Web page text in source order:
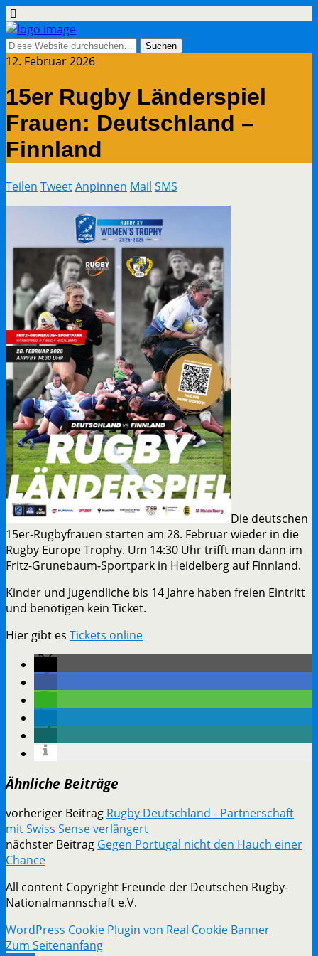
12. Februar 2026
15er Rugby Länderspiel
Frauen: Deutschland –
Finnland
Teilen TweetAnpinnen Mail SMS
Die deutschen
15er-Rugbyfrauen starten am 28. Februar wieder in die
Rugby Europe Trophy. Um 14:30 Uhr trifft man dann im
Fritz-Grunebaum-Sportpark in Heidelberg auf Finnland.
Kinder und Jugendliche bis 14 Jahre haben freien Eintritt
und benötigen kein Ticket.
Hier gibt es Tickets online
Ähnliche Beiträge
vorheriger Beitrag Rugby Deutschland - Partnerschaft
mit Swiss Sense verlängert
nächster Beitrag Gegen Portugal nicht den Hauch einer
Chance
All content Copyright Freunde der Deutschen Rugby-
Nationalmannschaft e.V.
WordPress Cookie Plugin von Real Cookie Banner
Zum Seitenanfang